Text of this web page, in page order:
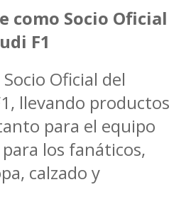
como Socio Oficial
F1
Oficial del
llevando productos
para el equipo
los fanáticos,
calzado y